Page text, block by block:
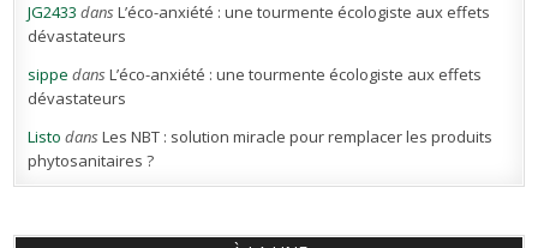
JG2433 dansL’éco-anxiété : une tourmente écologiste aux effets
dévastateurs
sippe dansL’éco-anxiété : une tourmente écologiste aux effets
dévastateurs
Listo dansLes NBT : solution miracle pour remplacer les produits
phytosanitaires ?